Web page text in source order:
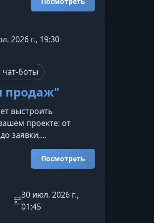
цифрах, а не на
с рынком
варианты доступны
2026 г., 19:30
боты
продаж"
выстроить
проекте: от
заявки,
почему сейчас
создавать лид-
события,
вас пока нет большой
продаж — это
прев
Посмотреть
30 июл. 2026 г.,
01:45